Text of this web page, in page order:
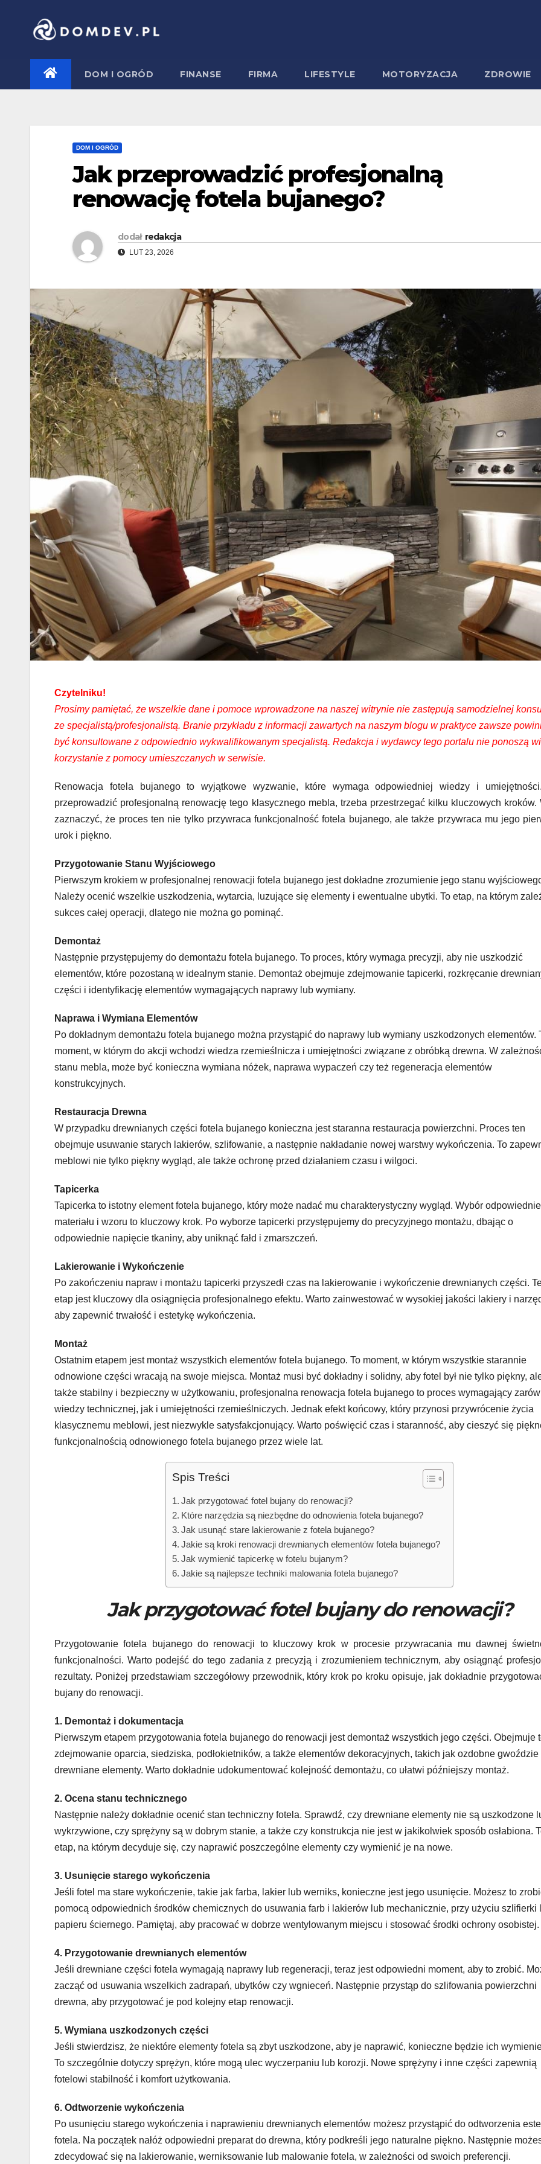
DOM I OGRÓD FINANSE FIRMA LIFESTYLE MOTORYZACJA ZDROWIE
DOM I OGRÓD
Jak przeprowadzić profesjonalną
renowację fotela bujanego?
dodał redakcja
LUT 23, 2026
Czytelniku!
Prosimy pamiętać, że wszelkie dane i pomoce wprowadzone na naszej witrynie nie zastępują samodzielnej
ze specjalistą/profesjonalistą. Branie przykładu z informacji zawartych na naszym blogu w praktyce zawsze
być konsultowane z odpowiednio wykwalifikowanym specjalistą. Redakcja i wydawcy tego portalu nie ponoszą
korzystanie z pomocy umieszczanych w serwisie.
Renowacja fotela bujanego to wyjątkowe wyzwanie, które wymaga odpowiedniej wiedzy i
przeprowadzić profesjonalną renowację tego klasycznego mebla, trzeba przestrzegać kilku kluczowych kroków.
zaznaczyć, że proces ten nie tylko przywraca funkcjonalność fotela bujanego, ale także przywraca mu jego
urok i piękno.
Przygotowanie Stanu Wyjściowego
Pierwszym krokiem w profesjonalnej renowacji fotela bujanego jest dokładne zrozumienie jego stanu
Należy ocenić wszelkie uszkodzenia, wytarcia, luzujące się elementy i ewentualne ubytki. To etap, na którym
sukces całej operacji, dlatego nie można go pominąć.
Demontaż
Następnie przystępujemy do demontażu fotela bujanego. To proces, który wymaga precyzji, aby nie uszkodzić
elementów, które pozostaną w idealnym stanie. Demontaż obejmuje zdejmowanie tapicerki, rozkręcanie
części i identyfikację elementów wymagających naprawy lub wymiany.
Naprawa i Wymiana Elementów
Po dokładnym demontażu fotela bujanego można przystąpić do naprawy lub wymiany uszkodzonych elementów.
moment, w którym do akcji wchodzi wiedza rzemieślnicza i umiejętności związane z obróbką drewna. W
stanu mebla, może być konieczna wymiana nóżek, naprawa wypaczeń czy też regeneracja elementów
konstrukcyjnych.
Restauracja Drewna
W przypadku drewnianych części fotela bujanego konieczna jest staranna restauracja powierzchni. Proces ten
obejmuje usuwanie starych lakierów, szlifowanie, a następnie nakładanie nowej warstwy wykończenia. To
meblowi nie tylko piękny wygląd, ale także ochronę przed działaniem czasu i wilgoci.
Tapicerka
Tapicerka to istotny element fotela bujanego, który może nadać mu charakterystyczny wygląd. Wybór
materiału i wzoru to kluczowy krok. Po wyborze tapicerki przystępujemy do precyzyjnego montażu, dbając o
odpowiednie napięcie tkaniny, aby uniknąć fałd i zmarszczeń.
Lakierowanie i Wykończenie
Po zakończeniu napraw i montażu tapicerki przyszedł czas na lakierowanie i wykończenie drewnianych części.
etap jest kluczowy dla osiągnięcia profesjonalnego efektu. Warto zainwestować w wysokiej jakości lakiery i
aby zapewnić trwałość i estetykę wykończenia.
Montaż
Ostatnim etapem jest montaż wszystkich elementów fotela bujanego. To moment, w którym wszystkie starannie
odnowione części wracają na swoje miejsca. Montaż musi być dokładny i solidny, aby fotel był nie tylko piękny,
także stabilny i bezpieczny w użytkowaniu, profesjonalna renowacja fotela bujanego to proces wymagający
wiedzy technicznej, jak i umiejętności rzemieślniczych. Jednak efekt końcowy, który przynosi przywrócenie życia
klasycznemu meblowi, jest niezwykle satysfakcjonujący. Warto poświęcić czas i staranność, aby cieszyć się
funkcjonalnością odnowionego fotela bujanego przez wiele lat.
Spis Treści
Jak przygotować fotel bujany do renowacji?
Które narzędzia są niezbędne do odnowienia fotela bujanego?
Jak usunąć stare lakierowanie z fotela bujanego?
Jakie są kroki renowacji drewnianych elementów fotela bujanego?
Jak wymienić tapicerkę w fotelu bujanym?
Jakie są najlepsze techniki malowania fotela bujanego?
Jak przygotować fotel bujany do renowacji?
Przygotowanie fotela bujanego do renowacji to kluczowy krok w procesie przywracania mu dawnej
funkcjonalności. Warto podejść do tego zadania z precyzją i zrozumieniem technicznym, aby osiągnąć
rezultaty. Poniżej przedstawiam szczegółowy przewodnik, który krok po kroku opisuje, jak dokładnie
bujany do renowacji.
1. Demontaż i dokumentacja
Pierwszym etapem przygotowania fotela bujanego do renowacji jest demontaż wszystkich jego części. Obejmuje
zdejmowanie oparcia, siedziska, podłokietników, a także elementów dekoracyjnych, takich jak ozdobne gwoździe
drewniane elementy. Warto dokładnie udokumentować kolejność demontażu, co ułatwi późniejszy montaż.
2. Ocena stanu technicznego
Następnie należy dokładnie ocenić stan techniczny fotela. Sprawdź, czy drewniane elementy nie są uszkodzone
wykrzywione, czy sprężyny są w dobrym stanie, a także czy konstrukcja nie jest w jakikolwiek sposób osłabiona.
etap, na którym decyduje się, czy naprawić poszczególne elementy czy wymienić je na nowe.
3. Usunięcie starego wykończenia
Jeśli fotel ma stare wykończenie, takie jak farba, lakier lub werniks, konieczne jest jego usunięcie. Możesz to
pomocą odpowiednich środków chemicznych do usuwania farb i lakierów lub mechanicznie, przy użyciu szlifierki
papieru ściernego. Pamiętaj, aby pracować w dobrze wentylowanym miejscu i stosować środki ochrony osobistej.
4. Przygotowanie drewnianych elementów
Jeśli drewniane części fotela wymagają naprawy lub regeneracji, teraz jest odpowiedni moment, aby to zrobić.
zacząć od usuwania wszelkich zadrapań, ubytków czy wgnieceń. Następnie przystąp do szlifowania powierzchni
drewna, aby przygotować je pod kolejny etap renowacji.
5. Wymiana uszkodzonych części
Jeśli stwierdzisz, że niektóre elementy fotela są zbyt uszkodzone, aby je naprawić, konieczne będzie ich
To szczególnie dotyczy sprężyn, które mogą ulec wyczerpaniu lub korozji. Nowe sprężyny i inne części zapewnią
fotelowi stabilność i komfort użytkowania.
6. Odtworzenie wykończenia
Po usunięciu starego wykończenia i naprawieniu drewnianych elementów możesz przystąpić do odtworzenia
fotela. Na początek nałóż odpowiedni preparat do drewna, który podkreśli jego naturalne piękno. Następnie
zdecydować się na lakierowanie, werniksowanie lub malowanie fotela, w zależności od swoich preferencji.